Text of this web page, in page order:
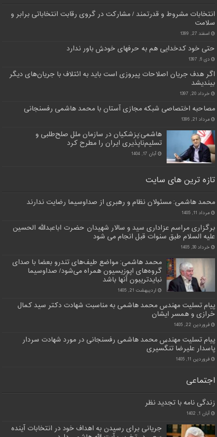
انتخابات مشروط و قدرتمند / مشارکت در گروی رقابت انتخاباتی برابر و
سلامت
اسفند 27, 1399
حتی خود کدخدایی هم به حرفهای خودش باور ندارد
دی 6, 1397
ﺍﮔﺮ ﻫﺪﻑ ﺟﺮﯾﺎﻥ ﺍﺻﻼﺣﺎﺕ ﭘﯿﺮﻭﺯﯼ ﺍﺳﺖ ﺑﺎﯾﺪ ﺑﻪ ﺍﺋﺘﻼﻑ ﺑﺎ ﺟﺮﯾﺎﻥﻫﺎﯼ ﺩﯾﮕﺮ
ﺑﯿﻨﺪﯾﺸﺪ
خرداد 20, 1397
مصاحبه اختصاصی شبکه مجازی آستان با محمد هاشمی رفسنجانی
مرداد 21, 1396
هاشمی:پزشکیان در سازمان ملل صلح‌طلبی و
تسلیم‌ناپذیری ایران را مطرح کرد
آبان 17, 1404
تازه ترین های سایت
محمد هاشمی: مسئولان نظام و رهبری از صداوسیما رضایت ندارند
مرداد 11, 1405
برگزاری مراسم عزاداری سید و سالار شهیدان حضرت اباعبدالله الحسین
علیه السلام طبق سنوات قبل انجام می شود
خرداد 30, 1405
محمد هاشمی: مواضع طیف‌های تندرو بعضا با صدای
گروه‌های اپوزیسیون همراه می‌شود/ صداوسیما
نبایدتریبون آنها باشد
اردیبهشت 21, 1405
پیام تسلیت مهندس محمد هاشمی به مناسبت شهادت دکتر سید کمال
خرازی و همسر ایشان
فروردین 22, 1405
پیام تسلیت مهندس محمد هاشمی رفسنجانی در مورد شهادت سردار
پاسدار علیرضا تنگسیری
فروردین 11, 1405
اجتماعی
زندگی نامه با تجدید نظر
آبان 1, 1402
جریانی برای رسیدن به اهداف خود در انتخابات آینده